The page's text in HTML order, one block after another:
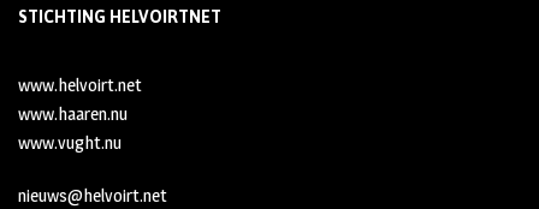
STICHTING HELVOIRTNET
www.helvoirt.net
www.haaren.nu
www.vught.nu
nieuws@helvoirt.net